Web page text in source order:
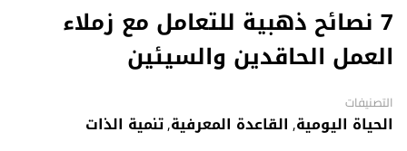
7 نصائح ذهبية للتعامل مع زملاء
العمل الحاقدين والسيئين
التصنيفات
الحياة اليومية, القاعدة المعرفية,تنمية الذات